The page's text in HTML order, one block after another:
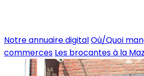
Notre annuaire digitalOù/Quoi
commerces Les brocantes à la